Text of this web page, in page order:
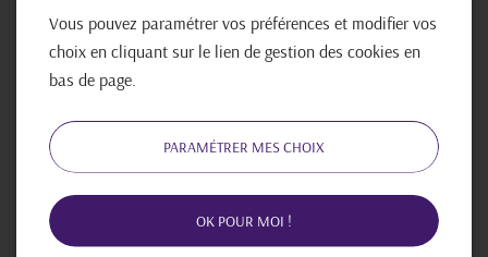
Poids net : 250 gr
Sachet soudé / recyclable.
2,40 €
Vous pouvez paramétrer vos préférences et modifier vos
choix en cliquant sur le lien de gestion des cookies en
bas de page.
PARAMÉTRER MES CHOIX
OK POUR MOI !